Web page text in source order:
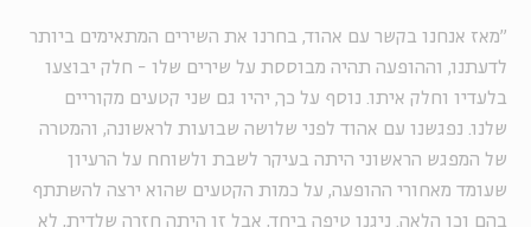
"מאז אנחנו בקשר עם אהוד, בחרנו את השירים המתאימים ביותר
לדעתנו, וההופעה תהיה מבוססת על שירים שלו - חלק יבוצעו
בלעדיו וחלק איתו. נוסף על כך, יהיו גם שני קטעים מקוריים
שלנו. נפגשנו עם אהוד לפני שלושה שבועות לראשונה, והמטרה
של המפגש הראשוני היתה בעיקר לשבת ולשוחח על הרעיון
שעומד מאחורי ההופעה, על כמות הקטעים שהוא ירצה להשתתף
בהם וכן הלאה. ניגנו טיפה ביחד, אבל זו היתה חזרה שלדית, לא